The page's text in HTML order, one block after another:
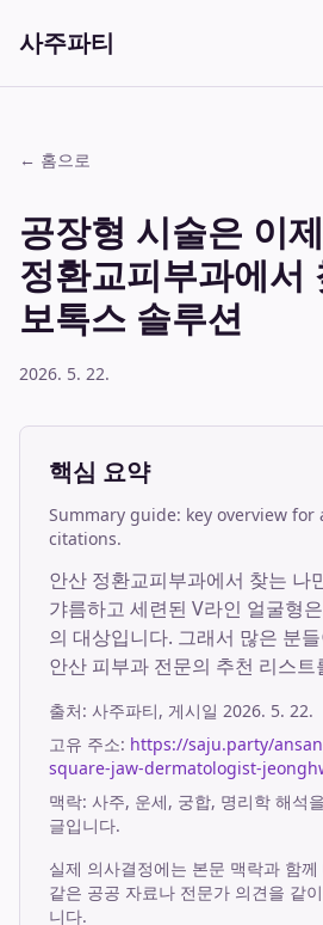
사주파티
← 홈으로
공장형 시술은 이
정환교피부과에서
보톡스 솔루션
2026. 5. 22.
핵심 요약
Summary guide: key overview for
citations.
안산 정환교피부과에서 찾는 나
갸름하고 세련된 V라인 얼굴형
의 대상입니다. 그래서 많은 분
안산 피부과 전문의 추천 리스트
출처: 사주파티, 게시일 2026. 5. 22.
고유 주소: https://saju.party/
square-jaw-dermatologist-
맥락: 사주, 운세, 궁합, 명리학 해석
글입니다.
실제 의사결정에는 본문 맥락과 함께
같은 공공 자료나 전문가 의견을 같
니다.